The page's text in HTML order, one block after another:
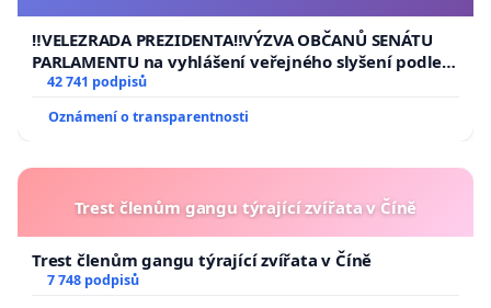
republiky
‼️VELEZRADA PREZIDENTA‼️VÝZVA OBČANŮ SENÁTU
PARLAMENTU na vyhlášení veřejného slyšení podle §
144 jednacího řádu Senátu k návrhu na přijetí
usnesení k podání ústavní žaloby na prezidenta
republiky
42 741 podpisů
Oznámení o transparentnosti
Trest členům gangu týrající zvířata v Číně
Trest členům gangu týrající zvířata v Číně
7 748 podpisů